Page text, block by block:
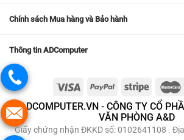
Chính sách Mua hàng và Bảo hành
Thông tin ADComputer
ADCOMPUTER.VN - CÔNG TY CỔ
VĂN PHÒNG A&D
Giấy chứng nhận ĐKKD số: 0102641108 .